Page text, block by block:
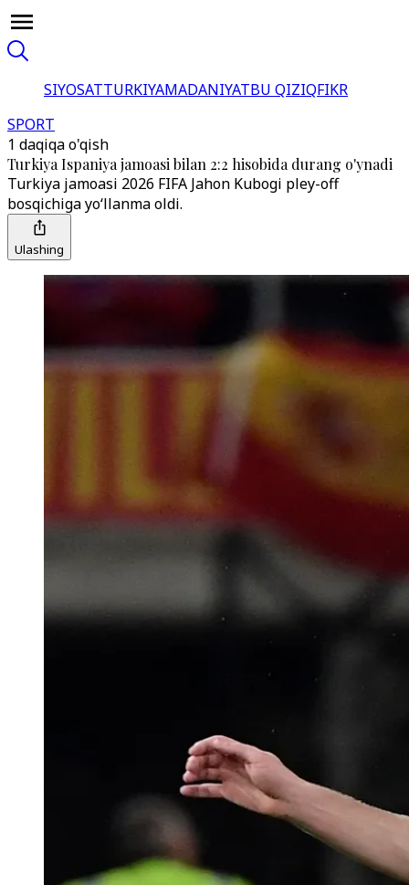
SIYOSATTURKIYAMADANIYATBU QIZIQFIKR
SPORT
1 daqiqa o'qish
Turkiya Ispaniya jamoasi bilan 2:2 hisobida durang o'ynadi
Turkiya jamoasi 2026 FIFA Jahon Kubogi pley-off
bosqichiga yoʻllanma oldi.
Ulashing